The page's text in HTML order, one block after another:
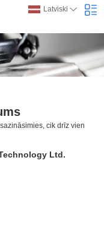
Latviski
cik drīz vien
Ltd.